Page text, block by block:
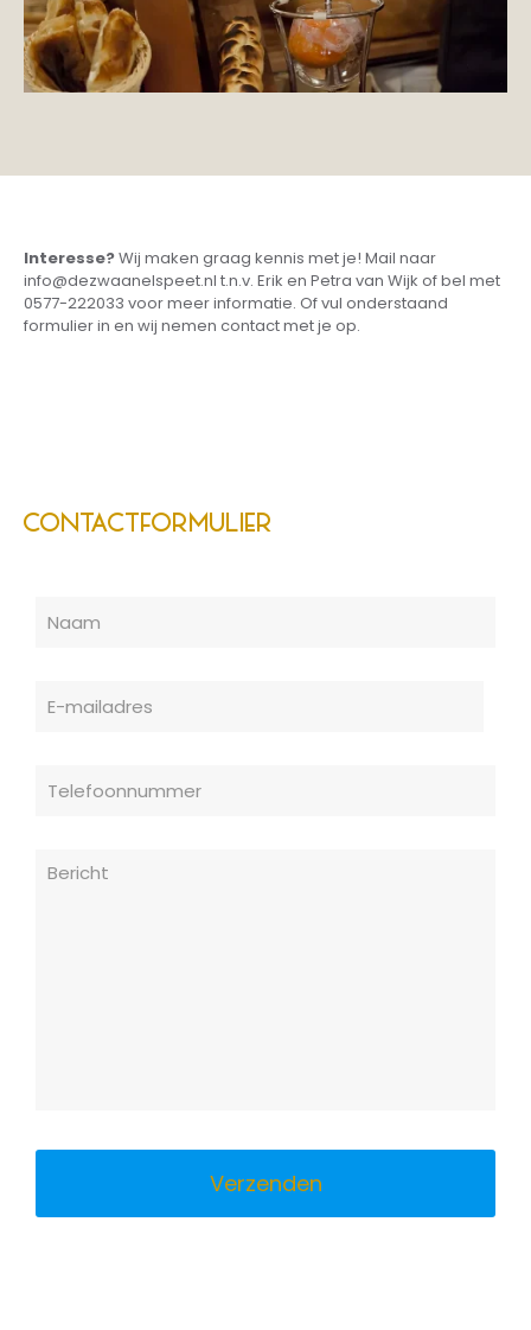
Interesse?Wij maken graag kennis met je! Mail naar
info@dezwaanelspeet.nl t.n.v. Erik en Petra van Wijk of bel met
0577-222033 voor meer informatie. Of vul onderstaand
formulier in en wij nemen contact met je op.
CONTACTFORMULIER